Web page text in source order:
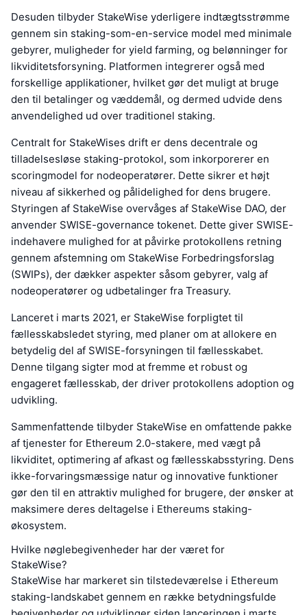
Desuden tilbyder StakeWise yderligere indtægtsstrømme
gennem sin staking-som-en-service model med minimale
gebyrer, muligheder for yield farming, og belønninger for
likviditetsforsyning. Platformen integrerer også med
forskellige applikationer, hvilket gør det muligt at bruge
den til betalinger og væddemål, og dermed udvide dens
anvendelighed ud over traditionel staking.
Centralt for StakeWises drift er dens decentrale og
tilladelsesløse staking-protokol, som inkorporerer en
scoringmodel for nodeoperatører. Dette sikrer et højt
niveau af sikkerhed og pålidelighed for dens brugere.
Styringen af StakeWise overvåges af StakeWise DAO, der
anvender SWISE-governance tokenet. Dette giver SWISE-
indehavere mulighed for at påvirke protokollens retning
gennem afstemning om StakeWise Forbedringsforslag
(SWIPs), der dækker aspekter såsom gebyrer, valg af
nodeoperatører og udbetalinger fra Treasury.
Lanceret i marts 2021, er StakeWise forpligtet til
fællesskabsledet styring, med planer om at allokere en
betydelig del af SWISE-forsyningen til fællesskabet.
Denne tilgang sigter mod at fremme et robust og
engageret fællesskab, der driver protokollens adoption og
udvikling.
Sammenfattende tilbyder StakeWise en omfattende pakke
af tjenester for Ethereum 2.0-stakere, med vægt på
likviditet, optimering af afkast og fællesskabsstyring. Dens
ikke-forvaringsmæssige natur og innovative funktioner
gør den til en attraktiv mulighed for brugere, der ønsker at
maksimere deres deltagelse i Ethereums staking-
økosystem.
Hvilke nøglebegivenheder har der været for
StakeWise?
StakeWise har markeret sin tilstedeværelse i Ethereum
staking-landskabet gennem en række betydningsfulde